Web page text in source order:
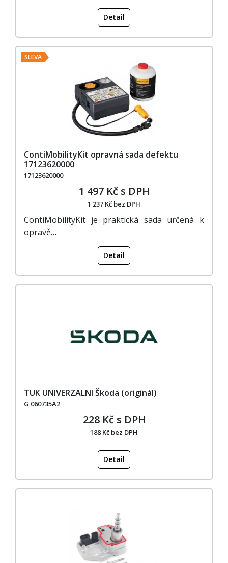
Detail
SLEVA
ContiMobilityKit opravná sada defektu
17123620000
17123620000
1 497 Kč s DPH
1 237 Kč bez DPH
ContiMobilityKit je praktická sada určená k
opravě…
Detail
TUK UNIVERZALNI Škoda (originál)
G 060735A2
228 Kč s DPH
188 Kč bez DPH
Detail